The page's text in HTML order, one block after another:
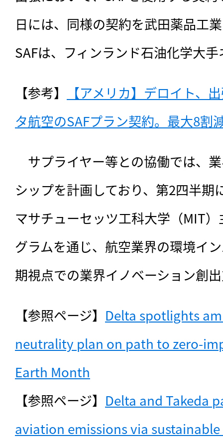
日には、同様の契約を武田薬品工
SAFは、フィンランド石油化学大
【参考】
【アメリカ】デロイト、
タ航空のSAFプラン契約。最大8割
サプライヤー等との協働では、
シップを計画しており、第2四半期
マサチューセッツ工科大学（MIT
グラムを通じ、航空業界の環境イ
期視点での業界イノベーション創
【参照ページ】 Delta spotlights
neutrality plan on path to zero-
Earth Month
【参照ページ】 Delta and Takeda
aviation emissions via